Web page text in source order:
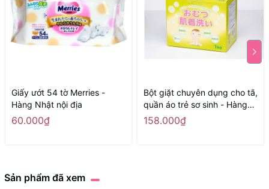
Giấy ướt 54 tờ Merries -
Hàng Nhật nội địa
60.000₫
Bột giặt chuyên dụng cho tã,
quần áo trẻ sơ sinh - Hàng
Nhật nội địa
158.000₫
Sản phẩm đã xem